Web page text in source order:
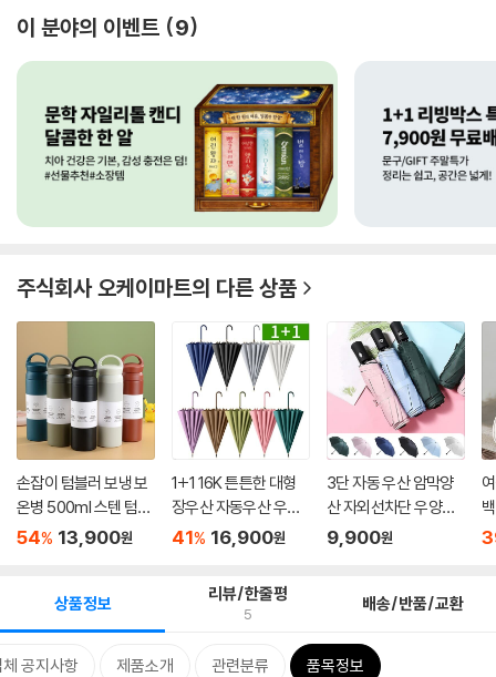
이 분야의 이벤트 9
주식회사 오케이마트의 다른 상품
손잡이 텀블러 보냉 보
온병 500ml 스텐 텀블
러
54% 13,900원
1+1 16K 튼튼한 대형
장우산 자동우산 우양
산
41% 16,900원
3단 자동 우산 암막양
산 자외선차단 우양산
양우...
9,900원
상품정보 리뷰/한줄평
5 배송/반품/교환
공지사항 제품소개 관련분류 품목정보